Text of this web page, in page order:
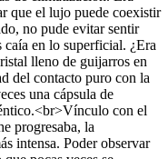
que el lujo puede coexistir
no pude evitar sentir
caía en lo superficial. ¿Era
lleno de guijarros en
del contacto puro con la
una cápsula de
con el
progresaba, la
intensa. Poder observar